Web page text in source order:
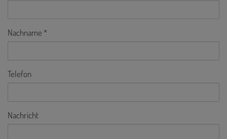
Nachname
Telefon
Nachricht